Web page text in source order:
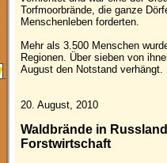
.
Torfmoorbrände, die ganze
Menschenleben forderten.
Mehr als 3.500 Menschen
Regionen. Über sieben von
August den Notstand verhängt.
20. August, 2010
Waldbrände in
Forstwirtschaft